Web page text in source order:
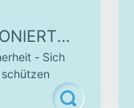
- Sich